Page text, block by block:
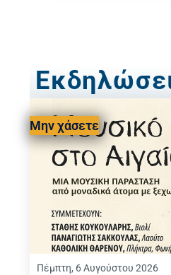
Μην χάσετε
Πέμπτη, 6 Αυγούστου 2026